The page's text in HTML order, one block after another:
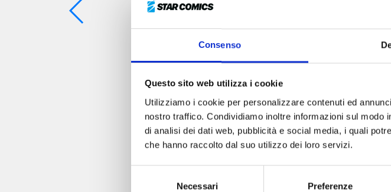
Consenso
Questo sito web utilizza i cookie
Utilizziamo i cookie per personalizzare contenuti ed
nostro traffico. Condividiamo inoltre informazioni sul
di analisi dei dati web, pubblicità e social media, i quali
che hanno raccolto dal suo utilizzo dei loro servizi.
Necessari Preferenze
IN THE CLEAR